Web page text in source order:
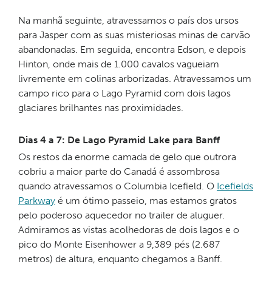
Na manhã seguinte, atravessamos o país dos ursos
para Jasper com as suas misteriosas minas de carvão
abandonadas. Em seguida, encontra Edson, e depois
Hinton, onde mais de 1.000 cavalos vagueiam
livremente em colinas arborizadas. Atravessamos um
campo rico para o Lago Pyramid com dois lagos
glaciares brilhantes nas proximidades.
Dias 4 a 7: De Lago Pyramid Lake para Banff
Os restos da enorme camada de gelo que outrora
cobriu a maior parte do Canadá é assombrosa
quando atravessamos o Columbia Icefield. O Icefields
Parkway é um ótimo passeio, mas estamos gratos
pelo poderoso aquecedor no trailer de aluguer.
Admiramos as vistas acolhedoras de dois lagos e o
pico do Monte Eisenhower a 9,389 pés (2.687
metros) de altura, enquanto chegamos a Banff.